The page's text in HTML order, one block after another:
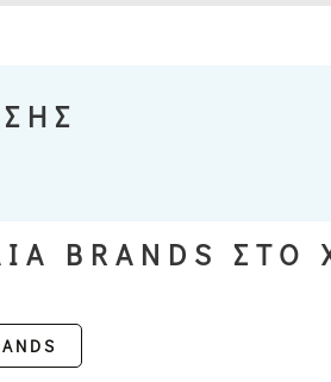
BRANDS ΣΤΟ